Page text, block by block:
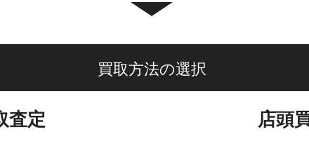
買取方法の選択
査定 店頭